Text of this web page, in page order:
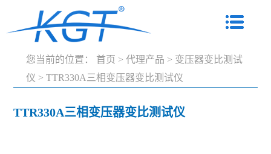
您当前的位置： 首页 > 代理产品 > 变压器变比测试
仪 > TTR330A三相变压器变比测试仪
TTR330A三相变压器变比测试仪